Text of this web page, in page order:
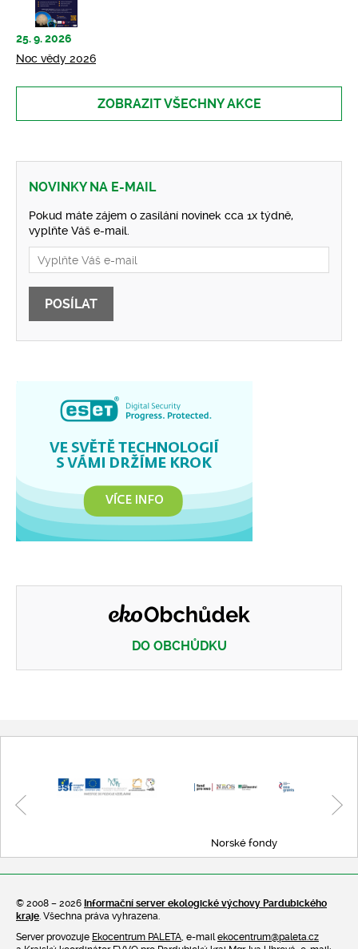
25. 9. 2026
Noc vědy 2026
ZOBRAZIT VŠECHNY AKCE
NOVINKY NA E-MAIL
Pokud máte zájem o zasílání novinek cca 1x týdně,
vyplňte Váš e-mail.
POSÍLAT
DO OBCHŮDKU
Norské fondy
© 2008 – 2026 Informační server ekologické výchovy Pardubického
kraje. Všechna práva vyhrazena.
Server provozuje Ekocentrum PALETA, e-mailekocentrum@paleta.cz